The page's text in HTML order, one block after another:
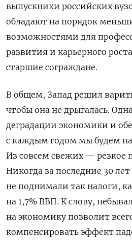
выпускники российских
обладают на порядок
возможностями для
развития и карьерного
старшие сограждане.
В общем, Запад решил
чтобы она не дрыгалась.
деградации экономики и
с каждым годом мы будем
Из совсем свежих — резкое
Никогда за последние 30
не поднимали так налоги,
на 1,7% ВВП. К слову,
на экономику позволит
компенсировать эффект